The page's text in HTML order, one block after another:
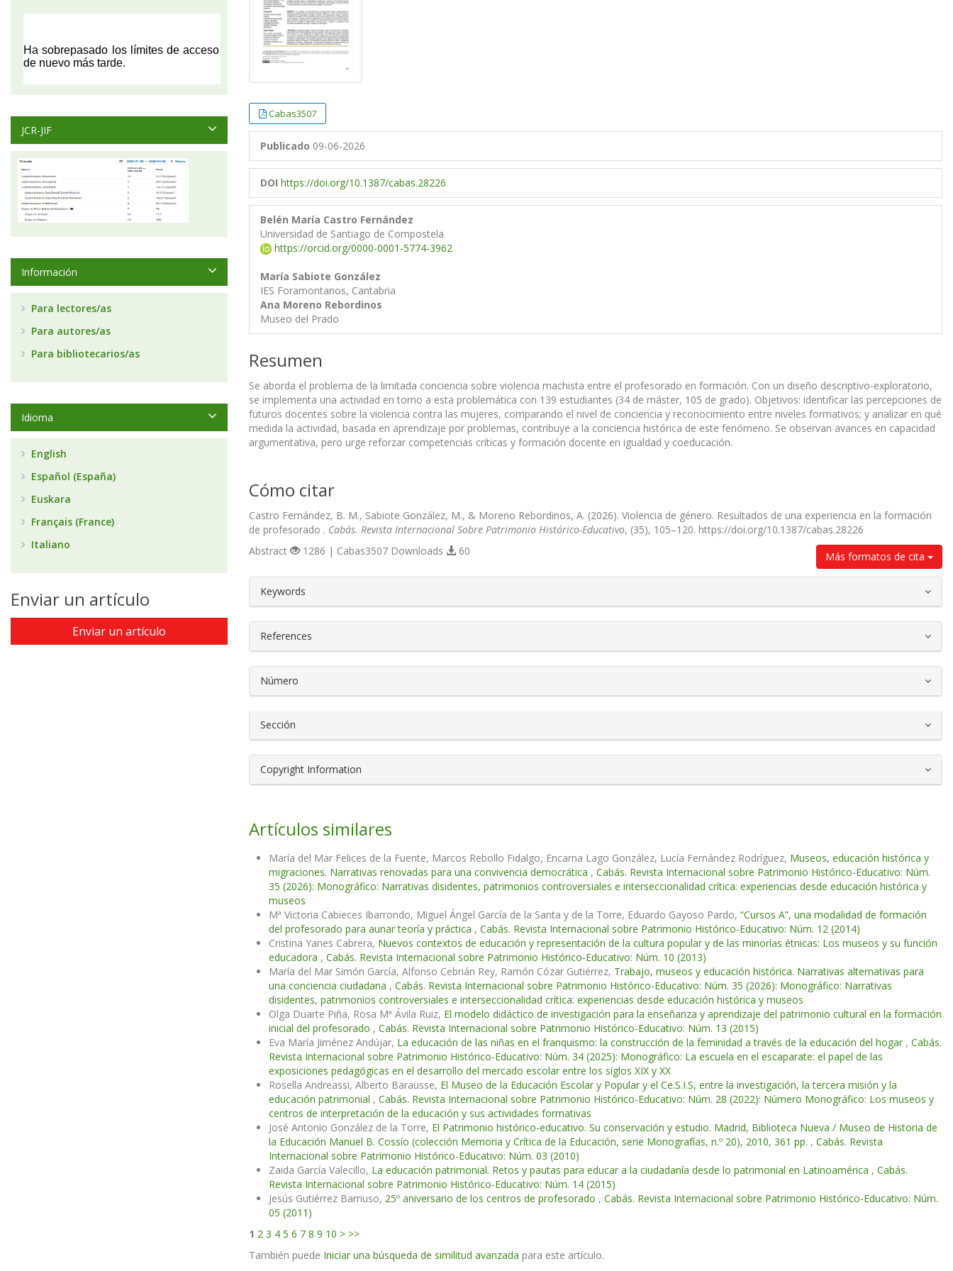
Cabas3507
Publicado 09-06-2026
DOI https://doi.org/10.1387/cabas.28226
Belén María Castro Fernández
Universidad de Santiago de Compostela
https://orcid.org/0000-0001-5774-3962
María Sabiote González
IES Foramontanos, Cantabria
Ana Moreno Rebordinos
Museo del Prado
Resumen
Se aborda el problema de la limitada conciencia sobre violencia machista entre el profesorado en formación. Con un diseño descriptivo‑exploratorio,
se implementa una actividad en torno a esta problemática con 139 estudiantes (34 de máster, 105 de grado). Objetivos: identificar las percepciones de
futuros docentes sobre la violencia contra las mujeres, comparando el nivel de conciencia y reconocimiento entre niveles formativos; y analizar en qué
medida la actividad, basada en aprendizaje por problemas, contribuye a la conciencia histórica de este fenómeno. Se observan avances en capacidad
argumentativa, pero urge reforzar competencias críticas y formación docente en igualdad y coeducación.
Cómo citar
Castro Fernández, B. M., Sabiote González, M., & Moreno Rebordinos, A. (2026). Violencia de género. Resultados de una experiencia en la formación
de profesorado . Cabás. Revista Internacional Sobre Patrimonio Histórico-Educativo, (35), 105–120. https://doi.org/10.1387/cabas.28226
Más formatos de cita
Abstract 1286 | Cabas3507 Downloads 60
##plugins.themes.bootstrap3.article.details##
Keywords
References
Número
Sección
Copyright Information
Artículos similares
María del Mar Felices de la Fuente, Marcos Rebollo Fidalgo, Encarna Lago González, Lucía Fernández Rodríguez, Museos, educación histórica y
migraciones. Narrativas renovadas para una convivencia democrática , Cabás. Revista Internacional sobre Patrimonio Histórico-Educativo: Núm.
35 (2026): Monográfico: Narrativas disidentes, patrimonios controversiales e interseccionalidad crítica: experiencias desde educación histórica y
museos
Mª Victoria Cabieces Ibarrondo, Miguel Ángel García de la Santa y de la Torre, Eduardo Gayoso Pardo, “Cursos A”, una modalidad de formación
del profesorado para aunar teoría y práctica , Cabás. Revista Internacional sobre Patrimonio Histórico-Educativo: Núm. 12 (2014)
Cristina Yanes Cabrera, Nuevos contextos de educación y representación de la cultura popular y de las minorías étnicas: Los museos y su función
educadora , Cabás. Revista Internacional sobre Patrimonio Histórico-Educativo: Núm. 10 (2013)
María del Mar Simón García, Alfonso Cebrián Rey, Ramón Cózar Gutiérrez, Trabajo, museos y educación histórica. Narrativas alternativas para
una conciencia ciudadana , Cabás. Revista Internacional sobre Patrimonio Histórico-Educativo: Núm. 35 (2026): Monográfico: Narrativas
disidentes, patrimonios controversiales e interseccionalidad crítica: experiencias desde educación histórica y museos
Olga Duarte Piña, Rosa Mª Ávila Ruiz, El modelo didáctico de investigación para la enseñanza y aprendizaje del patrimonio cultural en la formación
inicial del profesorado , Cabás. Revista Internacional sobre Patrimonio Histórico-Educativo: Núm. 13 (2015)
Eva María Jiménez Andújar, La educación de las niñas en el franquismo: la construcción de la feminidad a través de la educación del hogar , Cabás.
Revista Internacional sobre Patrimonio Histórico-Educativo: Núm. 34 (2025): Monográfico: La escuela en el escaparate: el papel de las
exposiciones pedagógicas en el desarrollo del mercado escolar entre los siglos XIX y XX
Rosella Andreassi, Alberto Barausse, El Museo de la Educación Escolar y Popular y el Ce.S.I.S, entre la investigación, la tercera misión y la
educación patrimonial , Cabás. Revista Internacional sobre Patrimonio Histórico-Educativo: Núm. 28 (2022): Número Monográfico: Los museos y
centros de interpretación de la educación y sus actividades formativas
José Antonio González de la Torre, El Patrimonio histórico-educativo. Su conservación y estudio. Madrid, Biblioteca Nueva / Museo de Historia de
la Educación Manuel B. Cossío (colección Memoria y Crítica de la Educación, serie Monografías, n.º 20), 2010, 361 pp. , Cabás. Revista
Internacional sobre Patrimonio Histórico-Educativo: Núm. 03 (2010)
Zaida García Valecillo, La educación patrimonial. Retos y pautas para educar a la ciudadanía desde lo patrimonial en Latinoamérica , Cabás.
Revista Internacional sobre Patrimonio Histórico-Educativo: Núm. 14 (2015)
Jesús Gutiérrez Barriuso, 25º aniversario de los centros de profesorado , Cabás. Revista Internacional sobre Patrimonio Histórico-Educativo: Núm.
05 (2011)
1 2 3 4 5 6 7 8 9 10 > >>
También puede Iniciar una búsqueda de similitud avanzada para este artículo.
JCR-JIF
Información
Para lectores/as
Para autores/as
Para bibliotecarios/as
Idioma
English
Español (España)
Euskara
Français (France)
Italiano
Enviar un artículo
Enviar un artículo